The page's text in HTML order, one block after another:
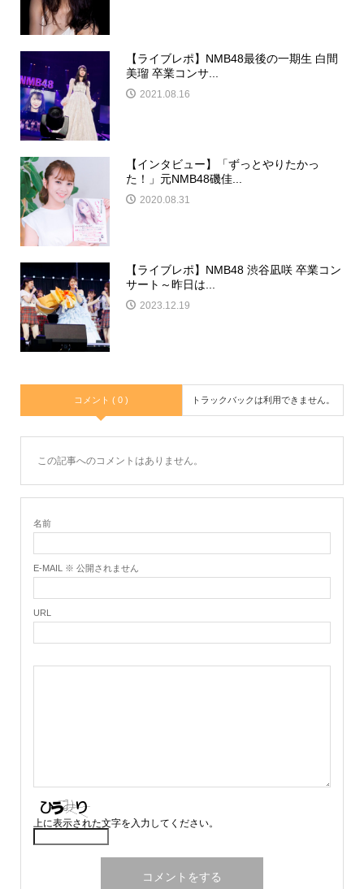
【ライブレポ】NMB48最後の一期生 白間
美瑠 卒業コンサ...
2021.08.16
【インタビュー】「ずっとやりたかっ
た！」元NMB48磯佳...
2020.08.31
【ライブレポ】NMB48 渋谷凪咲 卒業コン
サート～昨日は...
2023.12.19
コメント ( 0 ) トラックバックは利用できません。
この記事へのコメントはありません。
名前
E-MAIL ※ 公開されません
URL
上に表示された文字を入力してください。